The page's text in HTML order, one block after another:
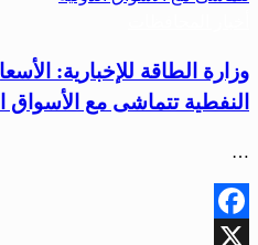
وزارة الطاقة للإخبارية:
النفطية تتماشى مع الأسواق
…
Facebook